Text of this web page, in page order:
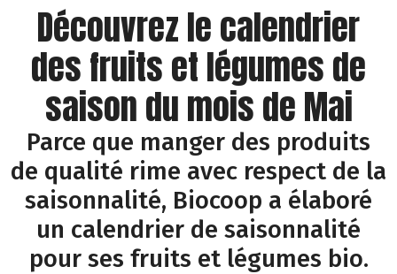
Découvrez le calendrier
des fruits et légumes de
saison du mois de Mai
Parce que manger des produits
de qualité rime avec respect de la
saisonnalité, Biocoop a élaboré
un calendrier de saisonnalité
pour ses fruits et légumes bio.